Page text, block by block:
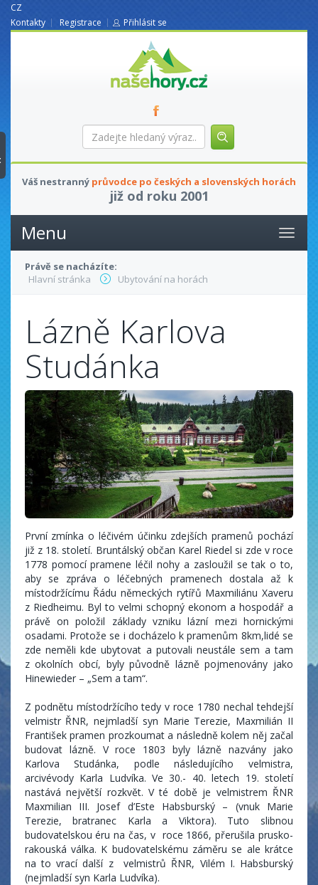
CZ
Kontakty
Registrace Přihlásit se
nasehory.cz
Zadejte
hledaný
Váš nestranný průvodce po českých a slovenských horách
již od roku 2001
Menu
Právě se nacházíte:
Hlavní stránka
Ubytování na horách
Lázně Karlova
Studánka
První zmínka o léčivém účinku zdejších pramenů pochází
již z 18. století. Bruntálský občan Karel Riedel si zde v roce
1778 pomocí pramene léčil nohy a zasloužil se tak o to,
aby se zpráva o léčebných pramenech dostala až k
místodržícímu Řádu německých rytířů Maxmiliánu Xaveru
z Riedheimu. Byl to velmi schopný ekonom a hospodář a
právě on položil základy vzniku lázní mezi hornickými
osadami. Protože se i docházelo k pramenům 8km,lidé se
zde neměli kde ubytovat a putovali neustále sem a tam
z okolních obcí, byly původně lázně pojmenovány jako
Hinewieder – „Sem a tam“.
Z podnětu místodržícího tedy v roce 1780 nechal tehdejší
velmistr ŘNR, nejmladší syn Marie Terezie, Maxmilián II
František pramen prozkoumat a následně kolem něj začal
budovat lázně. V roce 1803 byly lázně nazvány jako
Karlova Studánka, podle následujícího velmistra,
arcivévody Karla Ludvíka. Ve 30.- 40. letech 19. století
nastává největší rozkvět. V té době je velmistrem ŘNR
Maxmilian III. Josef d’Este Habsburský – (vnuk Marie
Terezie, bratranec Karla a Viktora). Tuto slibnou
budovatelskou éru na čas, v roce 1866, přerušila prusko-
rakouská válka. K budovatelskému záměru se ale krátce
na to vrací další z velmistrů ŘNR, Vilém I. Habsburský
(nejmladší syn Karla Ludvíka).